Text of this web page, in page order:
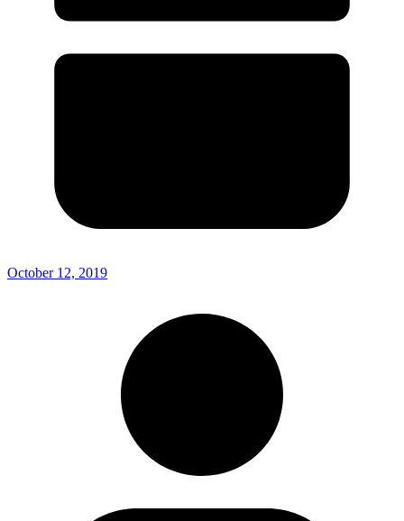
October 12, 2019